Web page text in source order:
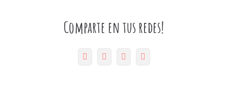
Comparte en tus redes!
FacebookTwitter Pinterest
electrónico